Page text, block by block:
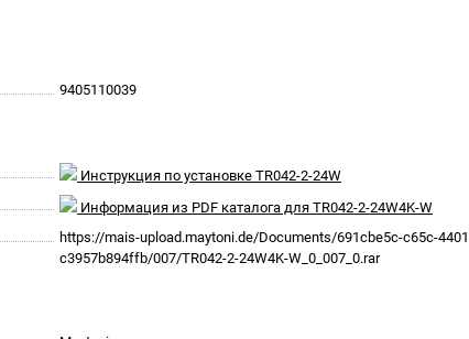
9405110039
Инструкция по установке TR042-2-24W
Информация из PDF каталога для TR042-2-24W4K-W
https://mais-upload.maytoni.de/Documents/691cbe5c-c65c-
c3957b894ffb/007/TR042-2-24W4K-W_0_007_0.rar